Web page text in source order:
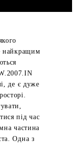
найкращим
де є дуже
під час
частина
Одна з